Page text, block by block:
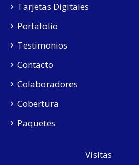
Tarjetas Digitales
Portafolio
Testimonios
Contacto
Colaboradores
Cobertura
Paquetes
Visítas